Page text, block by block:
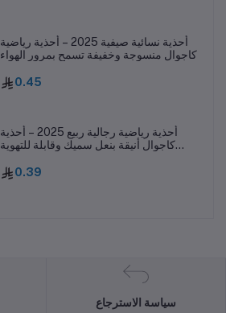
أحذية نسائية صيفية 2025 – أحذية رياضية
كاجوال منسوجة وخفيفة تسمح بمرور الهواء
0.45
أحذية رياضية رجالية ربيع 2025 – أحذية
كاجوال أنيقة بنعل سميك وقابلة للتهوية
0.39
سياسة الاسترجاع